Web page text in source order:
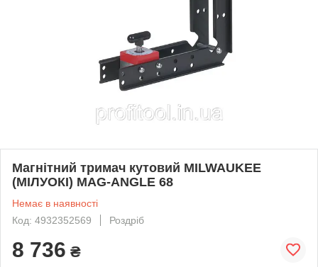
Магнітний тримач кутовий MILWAUKEE
(МІЛУОКІ) MAG-ANGLE 68
Немає в наявності
Код: 4932352569
Роздріб
8 736 ₴